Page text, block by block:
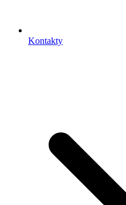
Kontakty